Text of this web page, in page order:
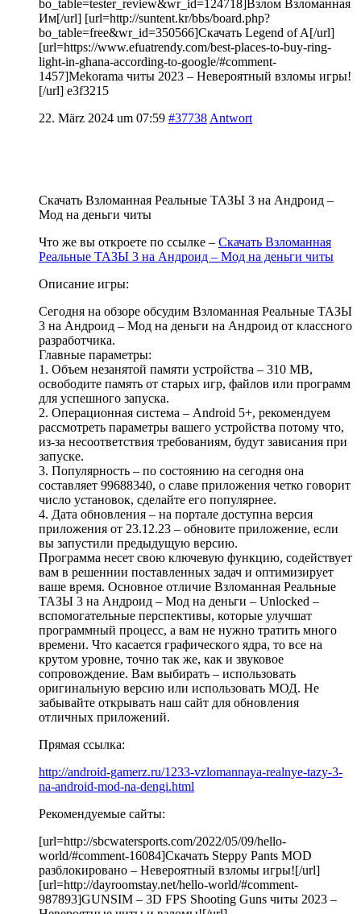
bo_table=tester_review&wr_id=124718]Взлом Взломанная
Им[/url] [url=http://suntent.kr/bbs/board.php?
bo_table=free&wr_id=350566]Скачать Legend of A[/url]
[url=https://www.efuatrendy.com/best-places-to-buy-ring-
light-in-ghana-according-to-google/#comment-
1457]Mekorama читы 2023 – Невероятный взломы игры!
[/url] e3f3215
22. März 2024 um 07:59 #37738 Antwort
Скачать Взломанная Реальные ТАЗЫ 3 на Андроид –
Мод на деньги читы
Что же вы откроете по ссылке – Скачать Взломанная
Реальные ТАЗЫ 3 на Андроид – Мод на деньги читы
Описание игры:
Сегодня на обзоре обсудим Взломанная Реальные ТАЗЫ
3 на Андроид – Мод на деньги на Андроид от классного
разработчика.
Главные параметры:
1. Объем незанятой памяти устройства – 310 MB,
освободите память от старых игр, файлов или программ
для успешного запуска.
2. Операционная система – Android 5+, рекомендуем
рассмотреть параметры вашего устройства потому что,
из-за несоответствия требованиям, будут зависания при
запуске.
3. Популярность – по состоянию на сегодня она
составляет 99688340, о славе приложения четко говорит
число установок, сделайте его популярнее.
4. Дата обновления – на портале доступна версия
приложения от 23.12.23 – обновите приложение, если
вы запустили предыдущую версию.
Программа несет свою ключевую функцию, содействует
вам в решеннии поставленных задач и оптимизирует
ваше время. Основное отличие Взломанная Реальные
ТАЗЫ 3 на Андроид – Мод на деньги – Unlocked –
вспомогательные перспективы, которые улучшат
программный процесс, а вам не нужно тратить много
времени. Что касается графического ядра, то все на
крутом уровне, точно так же, как и звуковое
сопровождение. Вам выбирать – использовать
оригинальную версию или использовать МОД. Не
забывайте открывать наш сайт для обновления
отличных приложений.
Прямая ссылка:
http://android-gamerz.ru/1233-vzlomannaya-realnye-tazy-3-
na-android-mod-na-dengi.html
Рекомендуемые сайты:
[url=http://sbcwatersports.com/2022/05/09/hello-
world/#comment-16084]Скачать Steppy Pants MOD
разблокировано – Невероятный взломы игры![/url]
[url=http://dayroomstay.net/hello-world/#comment-
987893]GUNSIM – 3D FPS Shooting Guns читы 2023 –